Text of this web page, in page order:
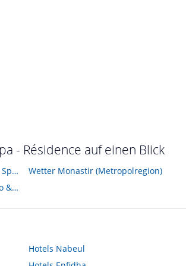
- Résidence auf einen Blick
Alle Hotelinfos Méhari Hammamet Thalasso & Spa - Résidence
Bewertungen von Méhari Hammamet Thalasso & Spa - Résidence
Wetter Monastir (Metropolregion)
Hotels Nabeul